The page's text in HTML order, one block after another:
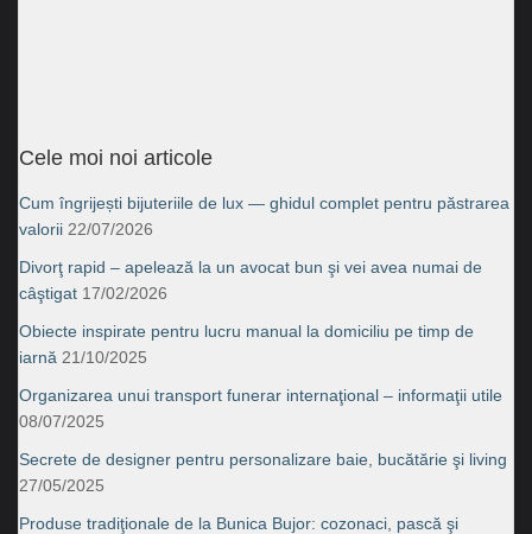
Cele moi noi articole
Cum îngrijești bijuteriile de lux — ghidul complet pentru păstrarea
valorii 22/07/2026
Divorţ rapid – apelează la un avocat bun şi vei avea numai de
câştigat 17/02/2026
Obiecte inspirate pentru lucru manual la domiciliu pe timp de
iarnă 21/10/2025
Organizarea unui transport funerar internaţional – informaţii utile
08/07/2025
Secrete de designer pentru personalizare baie, bucătărie şi living
27/05/2025
Produse tradiţionale de la Bunica Bujor: cozonaci, pască şi